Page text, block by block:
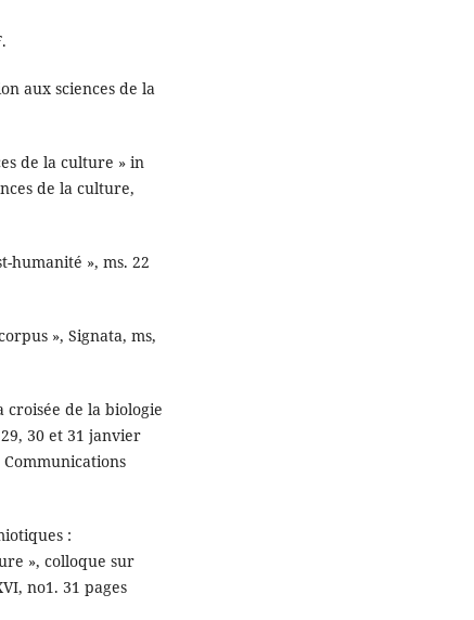
aux sciences de la
de la culture » in
de la culture,
humanité », ms. 22
», Signata, ms,
croisée de la biologie
30 et 31 janvier
:
», colloque sur
no1. 31 pages